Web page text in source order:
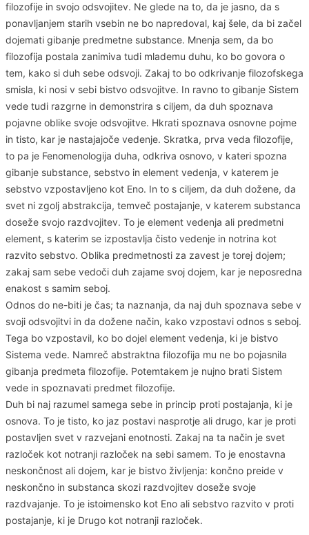
filozofije in svojo odsvojitev. Ne glede na to, da je jasno, da s
ponavljanjem starih vsebin ne bo napredoval, kaj šele, da bi začel
dojemati gibanje predmetne substance. Mnenja sem, da bo
filozofija postala zanimiva tudi mlademu duhu, ko bo govora o
tem, kako si duh sebe odsvoji. Zakaj to bo odkrivanje filozofskega
smisla, ki nosi v sebi bistvo odsvojitve. In ravno to gibanje Sistem
vede tudi razgrne in demonstrira s ciljem, da duh spoznava
pojavne oblike svoje odsvojitve. Hkrati spoznava osnovne pojme
in tisto, kar je nastajajoče vedenje. Skratka, prva veda filozofije,
to pa je Fenomenologija duha, odkriva osnovo, v kateri spozna
gibanje substance, sebstvo in element vedenja, v katerem je
sebstvo vzpostavljeno kot Eno. In to s ciljem, da duh dožene, da
svet ni zgolj abstrakcija, temveč postajanje, v katerem substanca
doseže svojo razdvojitev. To je element vedenja ali predmetni
element, s katerim se izpostavlja čisto vedenje in notrina kot
razvito sebstvo. Oblika predmetnosti za zavest je torej dojem;
zakaj sam sebe vedoči duh zajame svoj dojem, kar je neposredna
enakost s samim seboj.
Odnos do ne-biti je čas; ta naznanja, da naj duh spoznava sebe v
svoji odsvojitvi in da dožene način, kako vzpostavi odnos s seboj.
Tega bo vzpostavil, ko bo dojel element vedenja, ki je bistvo
Sistema vede. Namreč abstraktna filozofija mu ne bo pojasnila
gibanja predmeta filozofije. Potemtakem je nujno brati Sistem
vede in spoznavati predmet filozofije.
Duh bi naj razumel samega sebe in princip proti postajanja, ki je
osnova. To je tisto, ko jaz postavi nasprotje ali drugo, kar je proti
postavljen svet v razvejani enotnosti. Zakaj na ta način je svet
razloček kot notranji razloček na sebi samem. To je enostavna
neskončnost ali dojem, kar je bistvo življenja: končno preide v
neskončno in substanca skozi razdvojitev doseže svoje
razdvajanje. To je istoimensko kot Eno ali sebstvo razvito v proti
postajanje, ki je Drugo kot notranji razloček.